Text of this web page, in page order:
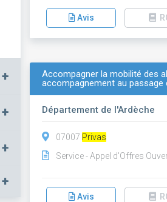
+
+
+
+
Avis
Accompagner la mobilité des
accompagnement au passage
Département de l'Ardèche
07007 Privas
Service - Appel d'Offres
Avis